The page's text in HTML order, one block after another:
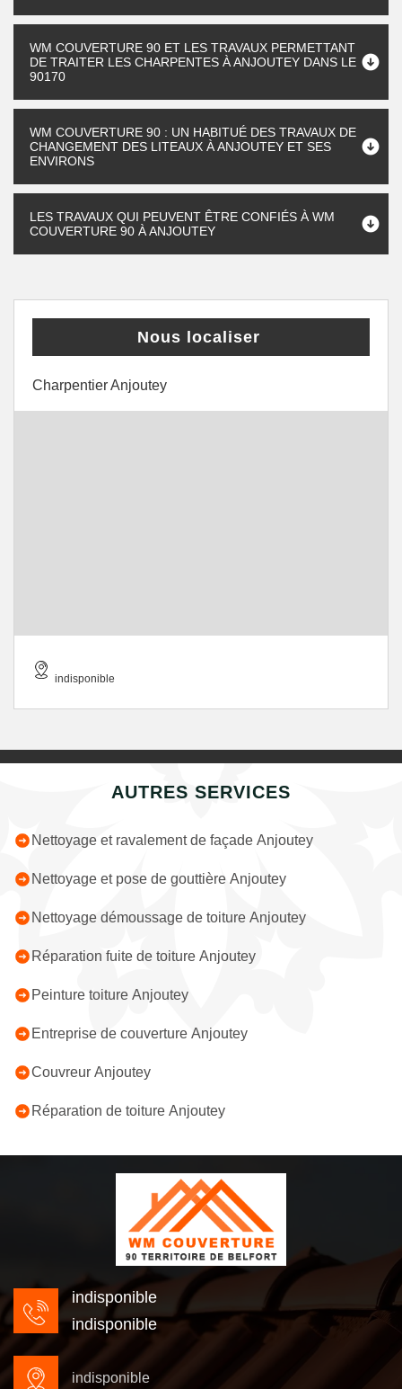
WM COUVERTURE 90 ET LES TRAVAUX PERMETTANT
DE TRAITER LES CHARPENTES À ANJOUTEY DANS LE
90170
WM COUVERTURE 90 : UN HABITUÉ DES TRAVAUX DE
CHANGEMENT DES LITEAUX À ANJOUTEY ET SES
ENVIRONS
LES TRAVAUX QUI PEUVENT ÊTRE CONFIÉS À WM
COUVERTURE 90 À ANJOUTEY
Nous localiser
Charpentier Anjoutey
indisponible
AUTRES SERVICES
Nettoyage et ravalement de façade Anjoutey
Nettoyage et pose de gouttière Anjoutey
Nettoyage démoussage de toiture Anjoutey
Réparation fuite de toiture Anjoutey
Peinture toiture Anjoutey
Entreprise de couverture Anjoutey
Couvreur Anjoutey
Réparation de toiture Anjoutey
indisponible
indisponible
indisponible